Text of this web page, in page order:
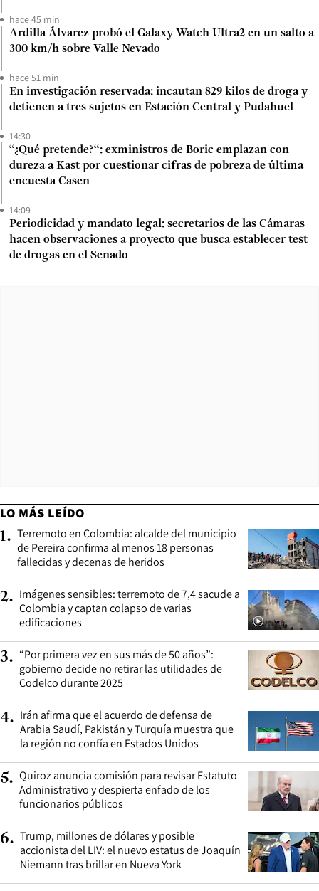
hace 45 min
Ardilla Álvarez probó el Galaxy Watch Ultra2 en un salto a
300 km/h sobre Valle Nevado
hace 51 min
En investigación reservada: incautan 829 kilos de droga y
detienen a tres sujetos en Estación Central y Pudahuel
14:30
“¿Qué pretende?“: exministros de Boric emplazan con
dureza a Kast por cuestionar cifras de pobreza de última
encuesta Casen
14:09
Periodicidad y mandato legal: secretarios de las Cámaras
hacen observaciones a proyecto que busca establecer test
de drogas en el Senado
LO MÁS LEÍDO
1. Terremoto en Colombia: alcalde del municipio
de Pereira confirma al menos 18 personas
fallecidas y decenas de heridos
2. Imágenes sensibles: terremoto de 7,4 sacude a
Colombia y captan colapso de varias
edificaciones
3. “Por primera vez en sus más de 50 años”:
gobierno decide no retirar las utilidades de
Codelco durante 2025
4. Irán afirma que el acuerdo de defensa de
Arabia Saudí, Pakistán y Turquía muestra que
la región no confía en Estados Unidos
5. Quiroz anuncia comisión para revisar Estatuto
Administrativo y despierta enfado de los
funcionarios públicos
6. Trump, millones de dólares y posible
accionista del LIV: el nuevo estatus de Joaquín
Niemann tras brillar en Nueva York